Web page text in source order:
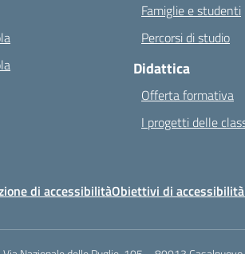
Famiglie e studenti
Percorsi di studio
Didattica
Offerta formativa
I progetti delle
di accessibilitàObiettivi di accessibilità